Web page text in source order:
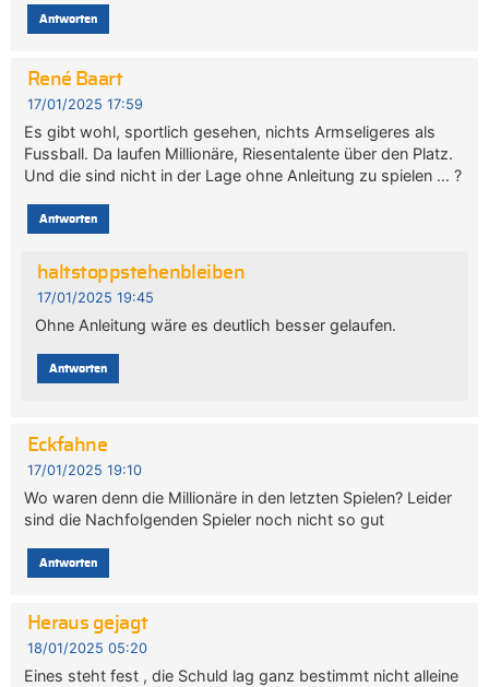
Antworten
René Baart
17/01/2025 17:59
Es gibt wohl, sportlich gesehen, nichts Armseligeres als
Fussball. Da laufen Millionäre, Riesentalente über den Platz.
Und die sind nicht in der Lage ohne Anleitung zu spielen … ?
Antworten
haltstoppstehenbleiben
17/01/2025 19:45
Ohne Anleitung wäre es deutlich besser gelaufen.
Antworten
Eckfahne
17/01/2025 19:10
Wo waren denn die Millionäre in den letzten Spielen? Leider
sind die Nachfolgenden Spieler noch nicht so gut
Antworten
Heraus gejagt
18/01/2025 05:20
Eines steht fest , die Schuld lag ganz bestimmt nicht alleine